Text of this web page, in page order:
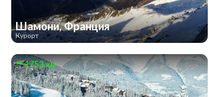
Шамони, Франция
Курорт
1753 км